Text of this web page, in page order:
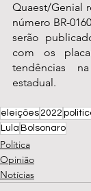
Quaest/Genial
número BR-
serão
com os
tendências
estadual.
eleições2022
Lula Bolsonaro
Política
Opinião
Notícias